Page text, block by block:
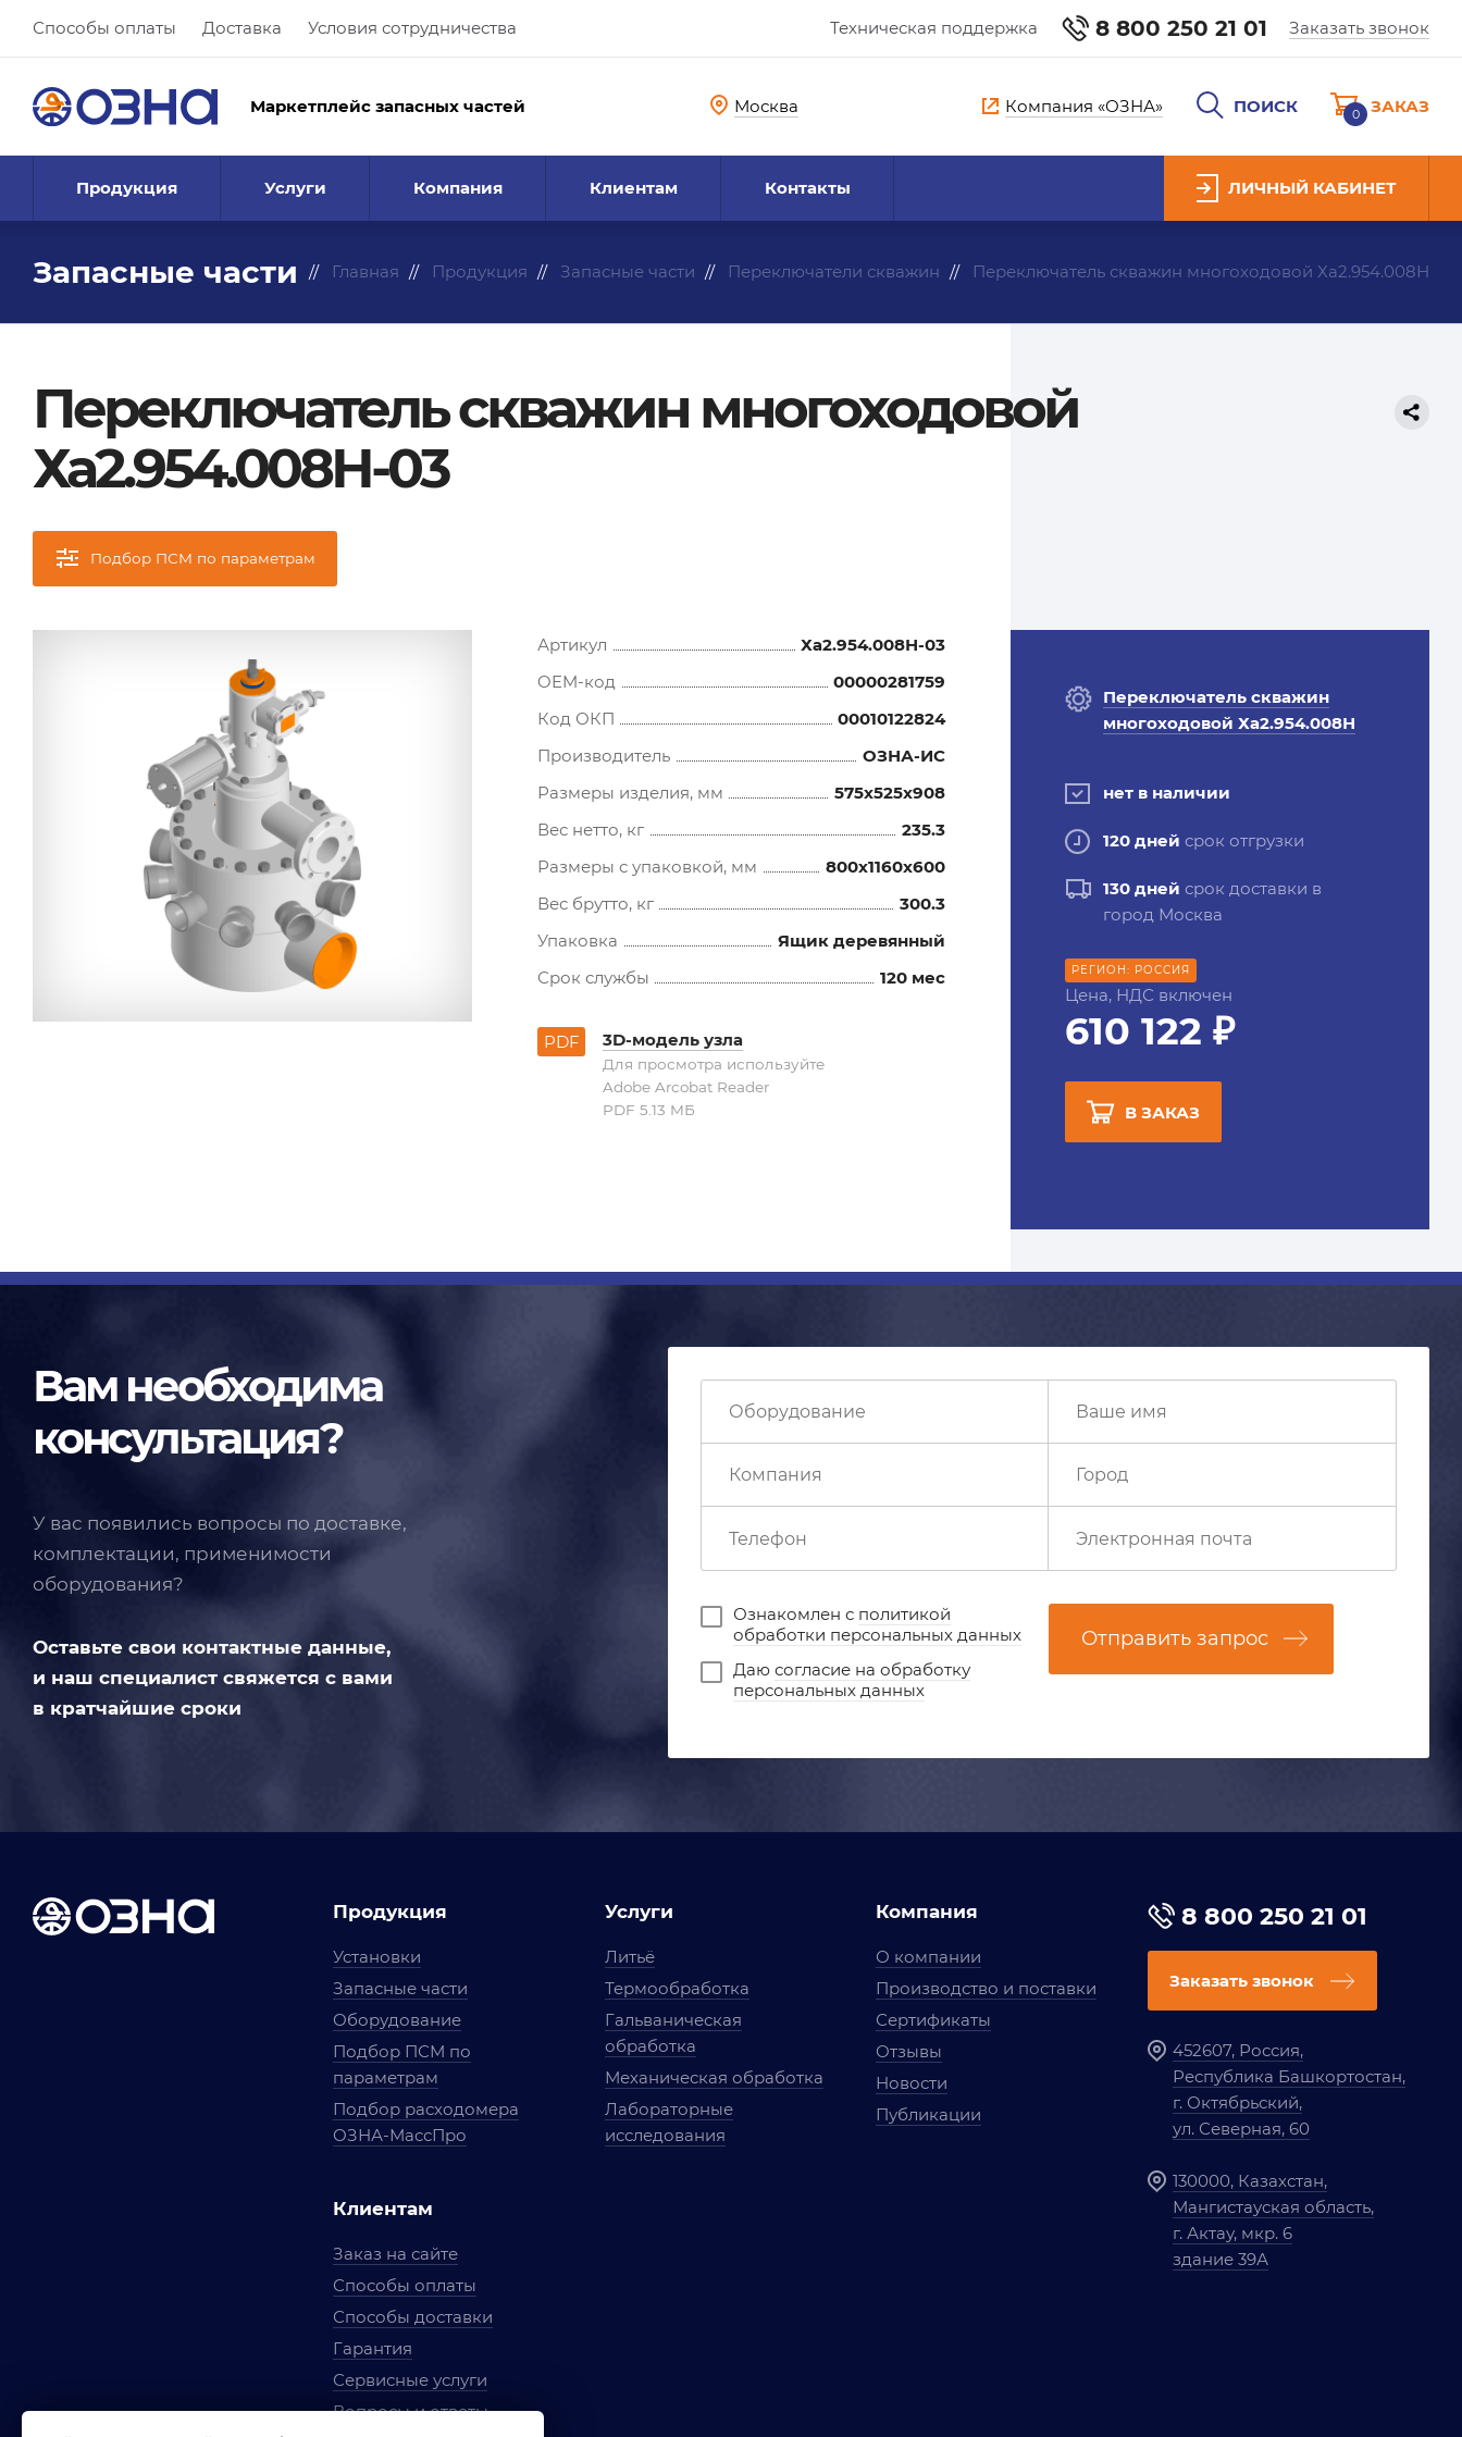
Способы оплаты Доставка Условия сотрудничества Техническая поддержка 8 800 250 21 01 Заказать звонок
Маркетплейс запасных частей Москва Компания «ОЗНА» ПОИСК 0 ЗАКАЗ
Продукция Услуги Компания Клиентам Контакты ЛИЧНЫЙ КАБИНЕТ
Запасные части Главная Продукция Запасные части Переключатели скважин Переключатель скважин многоходовой Ха2.954.008Н
Переключатель скважин многоходовой
Ха2.954.008Н-03
Подбор ПСМ по параметрам
Артикул
Ха2.954.008Н-03
OEM-код
00000281759
Код ОКП
00010122824
Производитель
ОЗНА-ИС
Размеры изделия, мм
575x525x908
Вес нетто, кг
235.3
Размеры с упаковкой, мм
800x1160x600
Вес брутто, кг
300.3
Упаковка
Ящик деревянный
Срок службы
120 мес
PDF 3D-модель узла
Для просмотра используйте
Adobe Arcobat Reader
PDF 5.13 MБ
Переключатель скважин
многоходовой Ха2.954.008Н
нет в наличии
120 дней срок отгрузки
130 дней срок доставки в
город Москва
РЕГИОН: РОССИЯ
Цена, НДС включен
610 122 ₽
В ЗАКАЗ
Вам необходима
консультация?
У вас появились вопросы по доставке,
комплектации, применимости
оборудования?
Оставьте свои контактные данные,
и наш специалист свяжется с вами
в кратчайшие сроки
Ознакомлен с политикой
обработки персональных данных
Даю согласие на обработку
персональных данных
Отправить запрос
Продукция
Установки
Запасные части
Оборудование
Подбор ПСМ по
параметрам
Подбор расходомера
ОЗНА-МассПро
Клиентам
Заказ на сайте
Способы оплаты
Способы доставки
Гарантия
Сервисные услуги
Вопросы и ответы
Услуги
Литьё
Термообработка
Гальваническая
обработка
Механическая обработка
Лабораторные
исследования
Компания
О компании
Производство и поставки
Сертификаты
Отзывы
Новости
Публикации
8 800 250 21 01
Заказать звонок
452607, Россия,
Республика Башкортостан,
г. Октябрьский,
ул. Северная, 60
130000, Казахстан,
Мангистауская область,
г. Актау, мкр. 6
здание 39А